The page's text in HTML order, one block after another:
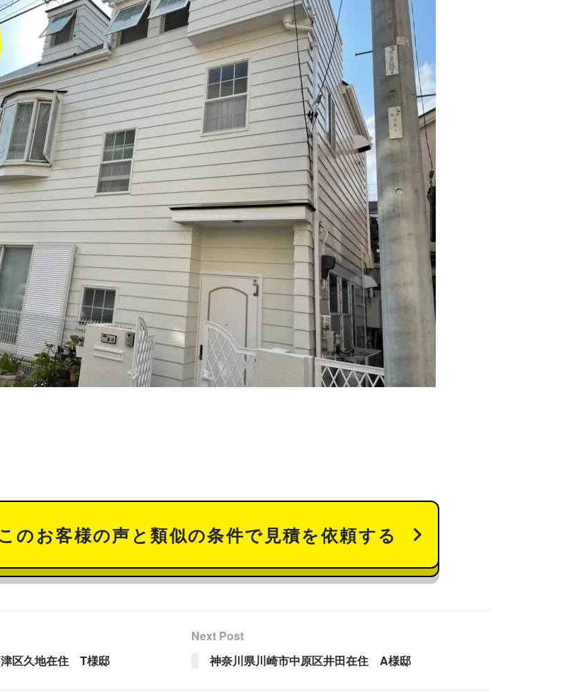
のお客様の声と類似の条件で見積を依頼する
区久地在住 T様邸
Next Post
神奈川県川崎市中原区井田在住 A様邸